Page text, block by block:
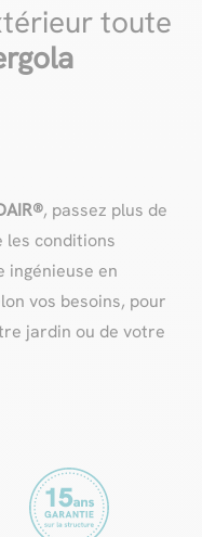
toute
, passez plus de
les conditions
en
vos besoins, pour
jardin ou de votre